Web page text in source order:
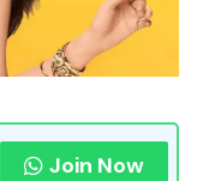
Join Now